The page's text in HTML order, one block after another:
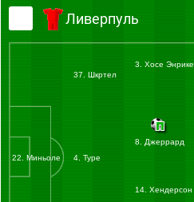
Ливерпуль
22. Миньоле
37. Шкртел
4. Туре
3. Хосе Энрике
14. Хендерсон
8. Джеррард